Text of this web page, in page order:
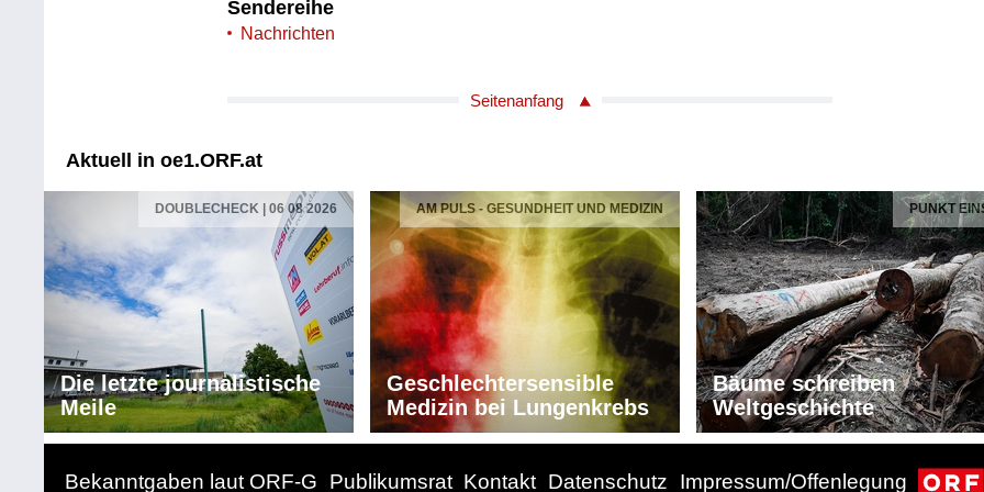
Sendereihe
Nachrichten
Seitenanfang
Aktuell in oe1.ORF.at
DOUBLECHECK | 06 08 2026
Die letzte journalistische
Meile
AM PULS - GESUNDHEIT UND MEDIZIN
Geschlechtersensible
Medizin bei Lungenkrebs
PUNKT
Bäume schreiben
Weltgeschichte
Bekanntgaben laut ORF-G Publikumsrat Kontakt Datenschutz Impressum/Offenlegung